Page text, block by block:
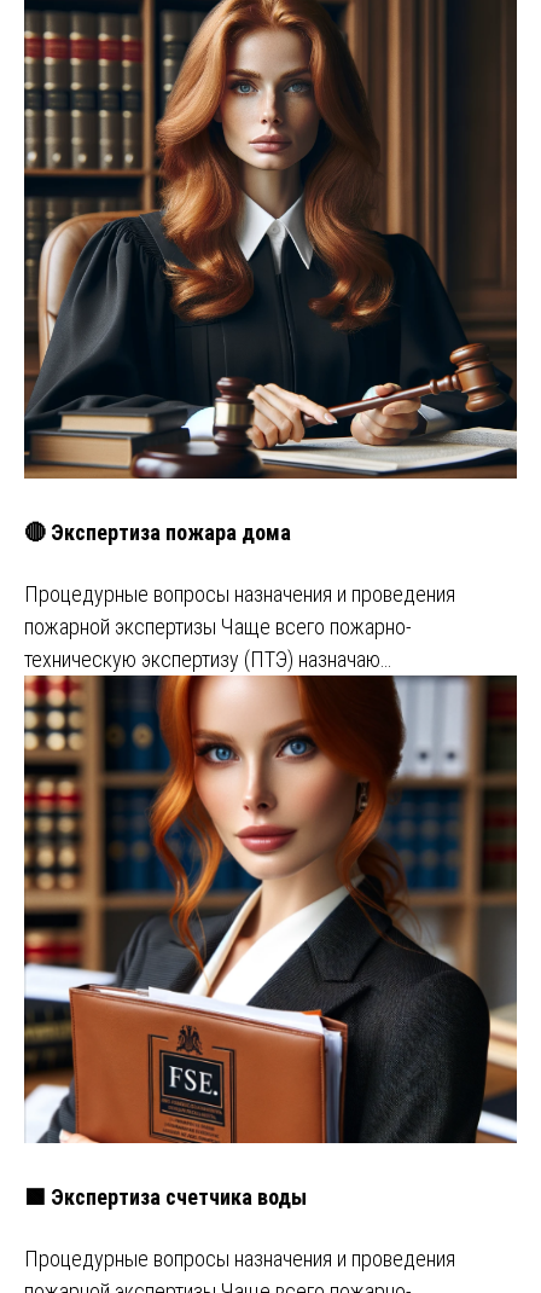
🔴 Экспертиза пожара дома
Процедурные вопросы назначения и проведения
пожарной экспертизы Чаще всего пожарно-
техническую экспертизу (ПТЭ) назначаю…
🟩 Экспертиза счетчика воды
Процедурные вопросы назначения и проведения